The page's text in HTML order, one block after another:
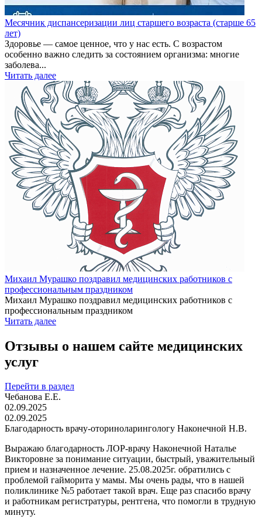
Месячник диспансеризации лиц старшего возраста (старше 65
лет)
Здоровье — самое ценное, что у нас есть. С возрастом
особенно важно следить за состоянием организма: многие
заболева...
Читать далее
Михаил Мурашко поздравил медицинских работников с
профессиональным праздником
Михаил Мурашко поздравил медицинских работников с
профессиональным праздником
Читать далее
Отзывы о нашем сайте медицинских
услуг
Перейти в раздел
Чебанова Е.Е.
02.09.2025
02.09.2025
Благодарность врачу-оториноларингологу Наконечной Н.В.
Выражаю благодарность ЛОР-врачу Наконечной Наталье
Викторовне за понимание ситуации, быстрый, уважительный
прием и назначенное лечение. 25.08.2025г. обратились с
проблемой гайморита у мамы. Мы очень рады, что в нашей
поликлинике №5 работает такой врач. Еще раз спасибо врачу
и работникам регистратуры, рентгена, что помогли в трудную
минуту.